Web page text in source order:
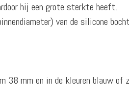
hij een grote sterkte heeft.
van de silicone
38 mm en in de kleuren blauw of